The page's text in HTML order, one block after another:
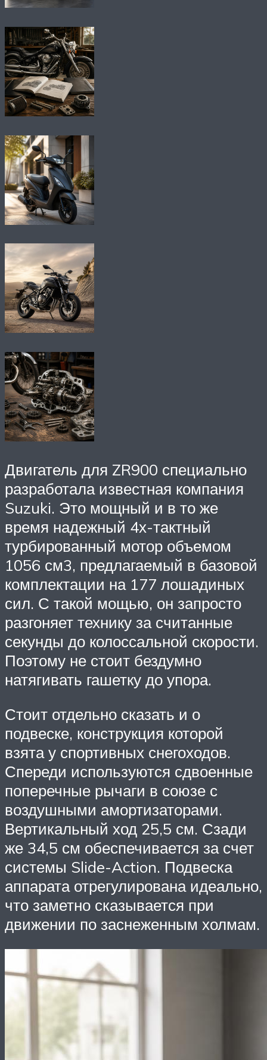
Двигатель для ZR900 специально
разработала известная компания
Suzuki. Это мощный и в то же
время надежный 4х-тактный
турбированный мотор объемом
1056 см3, предлагаемый в базовой
комплектации на 177 лошадиных
сил. С такой мощью, он запросто
разгоняет технику за считанные
секунды до колоссальной скорости.
Поэтому не стоит бездумно
натягивать гашетку до упора.
Стоит отдельно сказать и о
подвеске, конструкция которой
взята у спортивных снегоходов.
Спереди используются сдвоенные
поперечные рычаги в союзе с
воздушными амортизаторами.
Вертикальный ход 25,5 см. Сзади
же 34,5 см обеспечивается за счет
системы Slide-Action. Подвеска
аппарата отрегулирована идеально,
что заметно сказывается при
движении по заснеженным холмам.